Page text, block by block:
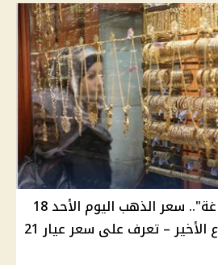
"مفاجأة بأسواق الصاغة".. سعر الذهب اليوم الأحد 18
مايو 2025 بعد الارتفاع الأخير – تعرف على سعر عيار 21